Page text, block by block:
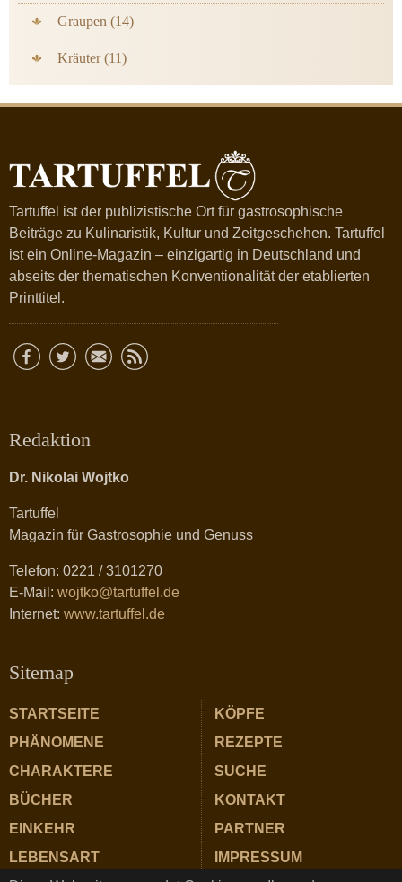
Graupen (14)
Kräuter (11)
Tartuffel ist der publizistische Ort für gastrosophische
Beiträge zu Kulinaristik, Kultur und Zeitgeschehen. Tartuffel
ist ein Online-Magazin – einzigartig in Deutschland und
abseits der thematischen Konventionalität der etablierten
Printtitel.
Redaktion
Dr. Nikolai Wojtko
Tartuffel
Magazin für Gastrosophie und Genuss
Telefon: 0221 / 3101270
E-Mail: wojtko@tartuffel.de
Internet: www.tartuffel.de
Sitemap
STARTSEITE
PHÄNOMENE
CHARAKTERE
BÜCHER
EINKEHR
LEBENSART
KÖPFE
REZEPTE
SUCHE
KONTAKT
PARTNER
IMPRESSUM